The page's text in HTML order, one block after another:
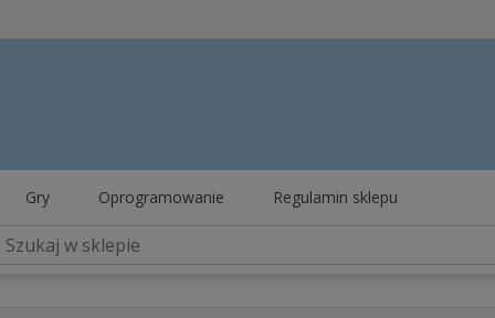
Gry Oprogramowanie Regulamin sklepu